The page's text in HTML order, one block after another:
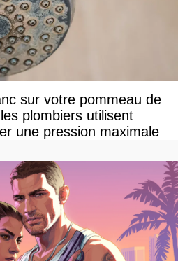
sur votre pommeau de
plombiers utilisent
une pression maximale